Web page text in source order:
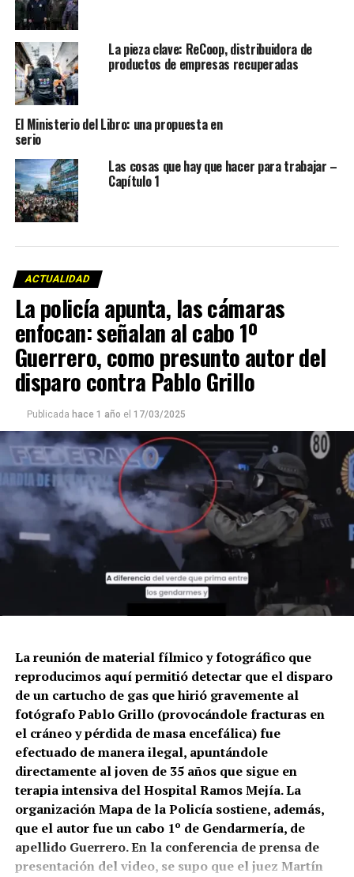
La pieza clave: ReCoop, distribuidora de
productos de empresas recuperadas
El Ministerio del Libro: una propuesta en
serio
Las cosas que hay que hacer para trabajar –
Capítulo 1
ACTUALIDAD
La policía apunta, las cámaras
enfocan: señalan al cabo 1º
Guerrero, como presunto autor del
disparo contra Pablo Grillo
Publicada hace 1 año el 17/03/2025
La reunión de material fílmico y fotográfico que
reproducimos aquí permitió detectar que el disparo
de un cartucho de gas que hirió gravemente al
fotógrafo Pablo Grillo (provocándole fracturas en
el cráneo y pérdida de masa encefálica) fue
efectuado de manera ilegal, apuntándole
directamente al joven de 35 años que sigue en
terapia intensiva del Hospital Ramos Mejía. La
organización Mapa de la Policía sostiene, además,
que el autor fue un cabo 1º de Gendarmería, de
apellido Guerrero. En la conferencia de prensa de
presentación del video, se supo que el juez Martín